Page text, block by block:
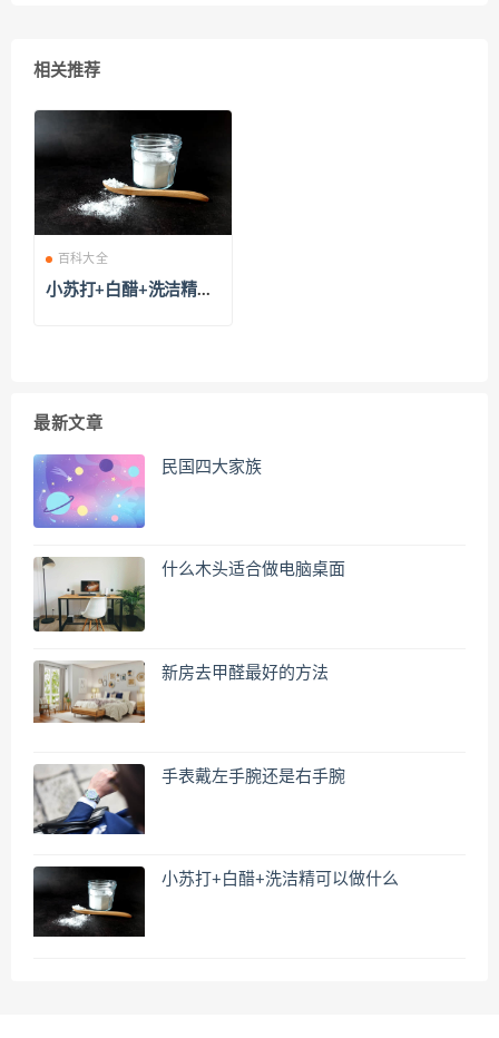
相关推荐
百科大全
小苏打+白醋+洗洁精可
最新文章
民国四大家族
什么木头适合做电脑桌面
新房去甲醛最好的方法
手表戴左手腕还是右手腕
小苏打+白醋+洗洁精可以做什么